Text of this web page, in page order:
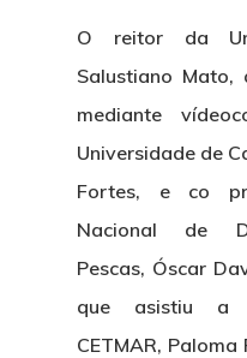
O reitor da
Salustiano Mato,
mediante
Universidade de
Fortes, e co
Nacional de
Pescas, Óscar
que asistiu a
CETMAR,